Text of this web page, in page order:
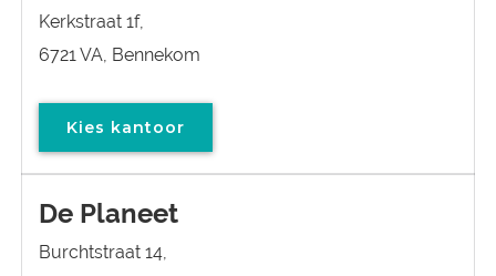
Kerkstraat 1f,
6721 VA, Bennekom
Kies kantoor
De Planeet
Burchtstraat 14,